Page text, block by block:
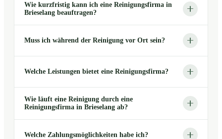
Wie kurzfristig kann ich eine Reinigungsfirma in
Brieselang beauftragen?
Muss ich während der Reinigung vor Ort sein?
Welche Leistungen bietet eine Reinigungsfirma?
Wie läuft eine Reinigung durch eine
Reinigungsfirma in Brieselang ab?
Welche Zahlungsmöglichkeiten habe ich?